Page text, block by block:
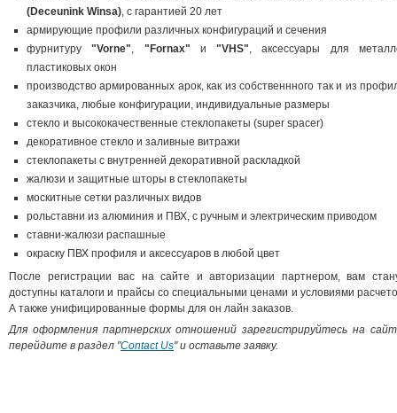
(Deceunink Winsa) , с гарантией 20 лет
армирующие профили различных конфигураций и сечения
фурнитуру"Vorne" "Fornax" и"VHS" , аксессуары для
пластиковых окон
производство армированных арок, как из собственнного так и из
заказчика, любые конфигурации, индивидуальные размеры
стекло и высококачественные стеклопакеты (super spacer)
декоративное стекло и заливные витражи
стеклопакеты с внутренней декоративной раскладкой
жалюзи и защитные шторы в стеклопакеты
москитные сетки различных видов
рольставни из алюминия и ПВХ, с ручным и электрическим приводом
ставни-жалюзи распашные
окраску ПВХ профиля и аксессуаров в любой цвет
После регистрации вас на сайте и авторизации партнером, вам
доступны каталоги и прайсы со специальными ценами и условиями
А также унифицированные формы для он лайн заказов.
Для оформления партнерских отношений зарегистрируйтесь на
перейдите в раздел "Contact Us" и оставьте заявку.